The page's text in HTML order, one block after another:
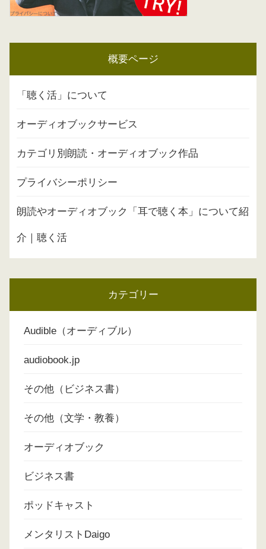
概要ページ
「聴く活」について
オーディオブックサービス
カテゴリ別朗読・オーディオブック作品
プライバシーポリシー
朗読やオーディオブック「耳で聴く本」について紹
介｜聴く活
カテゴリー
Audible（オーディブル）
audiobook.jp
その他（ビジネス書）
その他（文学・教養）
オーディオブック
ビジネス書
ポッドキャスト
メンタリストDaigo